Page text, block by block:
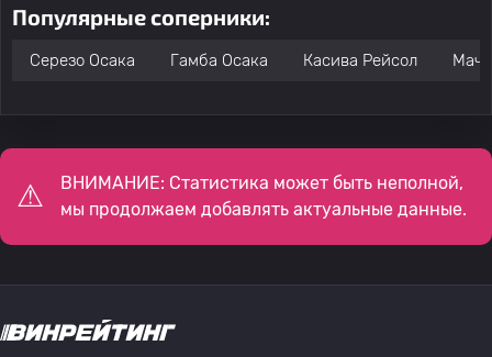
Популярные соперники:
Серезо Осака Гамба Осака Касива Рейсол
ВНИМАНИЕ: Статистика может быть неполной,
мы продолжаем добавлять актуальные данные.